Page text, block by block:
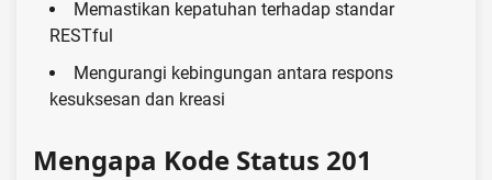
Memastikan kepatuhan terhadap standar
RESTful
Mengurangi kebingungan antara respons
kesuksesan dan kreasi
Mengapa Kode Status 201